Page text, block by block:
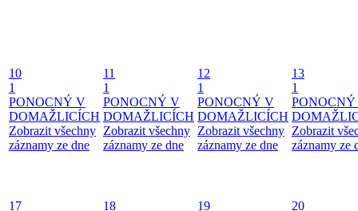
10
1
PONOCNÝ V
DOMAŽLICÍCH
Zobrazit všechny
záznamy ze dne
11
1
PONOCNÝ V
DOMAŽLICÍCH
Zobrazit všechny
záznamy ze dne
12
1
PONOCNÝ V
DOMAŽLICÍCH
Zobrazit všechny
záznamy ze dne
13
1
Zobrazit
záznamy ze
17
18
19
20